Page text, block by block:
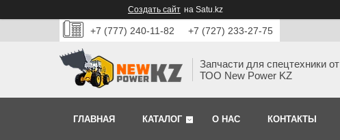
Создать сайт на Satu.kz
+7 (777) 240-11-82 +7 (727) 233-27-75
Запчасти для спецтехники от
ТОО New Power KZ
ГЛАВНАЯ КАТАЛОГ О НАС КОНТАКТЫ